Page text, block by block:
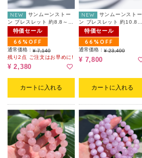
NEW
サンムーンストー
ン ブレスレット 約8.8～
9.3mm（ランダム）
特価セール
66%OFF
通常価格： ¥ 7,140
残り2点 ご注文はお早めに!
¥ 2,380
カートに入れる
NEW
サンムーンストー
ン ブレスレット 約10.8～
11.3mm（ランダム）
特価セール
66%OFF
通常価格：¥ 23,400
¥ 7,800
カートに入れる